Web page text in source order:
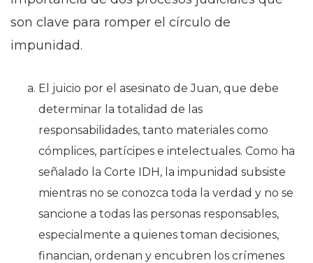
son clave para romper el círculo de
impunidad.
El juicio por el asesinato de Juan, que debe
determinar la totalidad de las
responsabilidades, tanto materiales como
cómplices, partícipes e intelectuales. Como ha
señalado la Corte IDH, la impunidad subsiste
mientras no se conozca toda la verdad y no se
sancione a todas las personas responsables,
especialmente a quienes toman decisiones,
financian, ordenan y encubren los crímenes